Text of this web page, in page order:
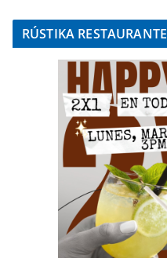
RÚSTIKA RESTAURANTE